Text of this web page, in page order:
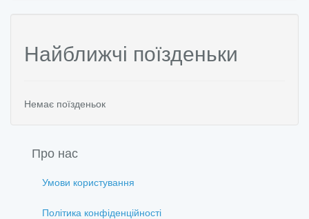
Найближчі поїзденьки
Немає поїзденьок
Про нас
Умови користування
Політика конфіденційності